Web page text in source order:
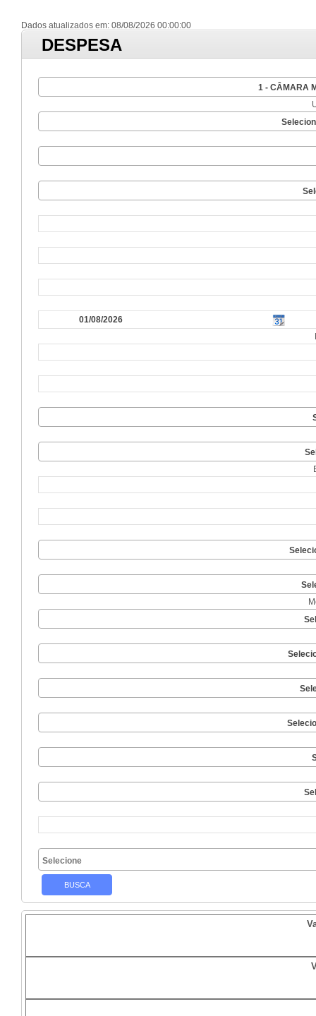
Dados atualizados em: 08/08/2026 00:00:00
DESPESA
1 - CÂMARA